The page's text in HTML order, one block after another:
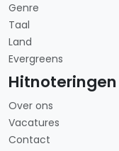
Genre
Taal
Land
Evergreens
Hitnoteringen
Over ons
Vacatures
Contact